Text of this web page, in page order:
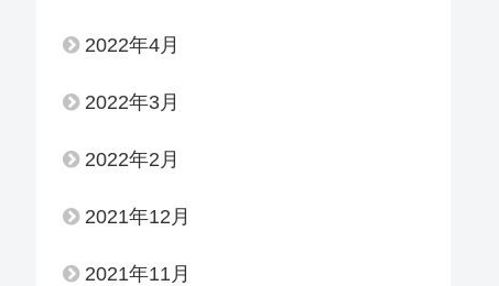
2022年4月
2022年3月
2022年2月
2021年12月
2021年11月